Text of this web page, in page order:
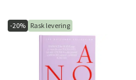
-20% Rask levering